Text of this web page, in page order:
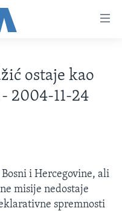
ostaje kao
2004-11-24
i Hercegovine, ali
misije nedostaje
spremnosti